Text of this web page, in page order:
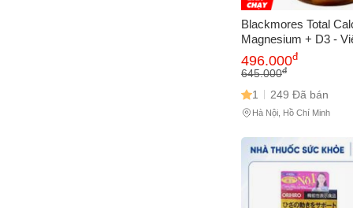
Blackmores Total
Magnesium + D3 -
sung Canxi, Magie
cho sức khỏe xương
496.000đ
645.000đ
1 249 Đã bán
Hà Nội, Hồ Chí Minh